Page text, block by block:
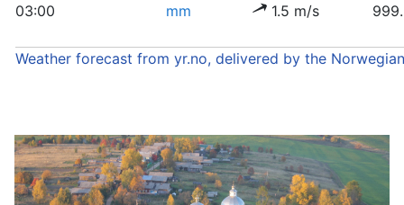
03:00
mm 1.5 m/s
Weather forecast from yr.no, delivered by the